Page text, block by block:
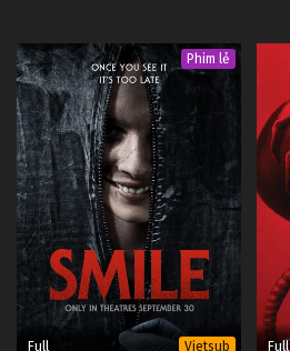
Phim lẻ
Full Vietsub Full